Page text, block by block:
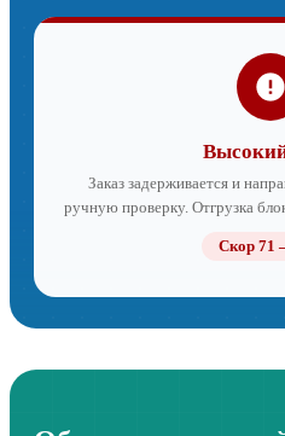
Заказ задерживается и
ручную проверку. Отгрузка
Скор 71